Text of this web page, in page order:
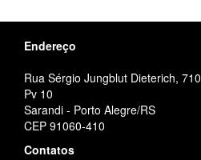
Endereço
Rua Sérgio Jungblut Dieterich, 710
Pv 10
Sarandi - Porto Alegre/RS
CEP 91060-410
Contatos